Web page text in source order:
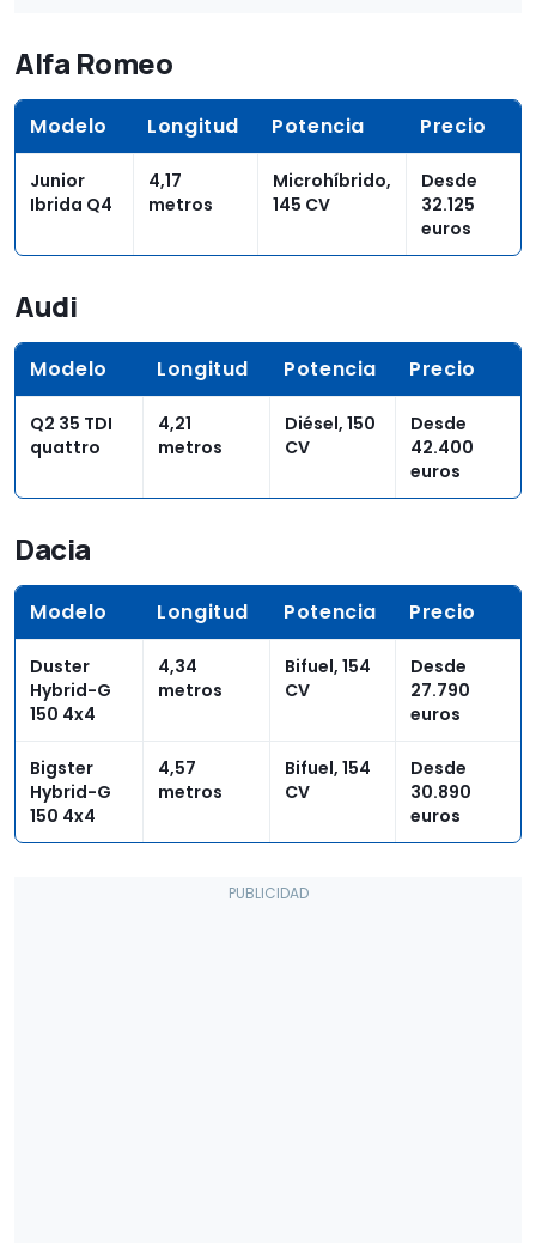
Alfa Romeo
Modelo Longitud Potencia Precio
Junior
Ibrida Q4
4,17
metros
Microhíbrido,
145 CV
Desde
32.125
euros
Audi
Modelo Longitud Potencia Precio
Q2 35 TDI
quattro
4,21
metros
Diésel, 150
CV
Desde
42.400
euros
Dacia
Modelo Longitud Potencia Precio
Duster
Hybrid-G
150 4x4
4,34
metros
Bifuel, 154
CV
Desde
27.790
euros
Bigster
Hybrid-G
150 4x4
4,57
metros
Bifuel, 154
CV
Desde
30.890
euros